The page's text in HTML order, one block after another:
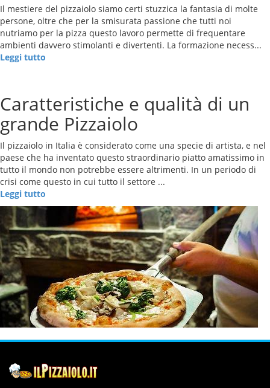
Il mestiere del pizzaiolo siamo certi stuzzica la fantasia di molte
persone, oltre che per la smisurata passione che tutti noi
nutriamo per la pizza questo lavoro permette di frequentare
ambienti davvero stimolanti e divertenti. La formazione necess...
Leggi tutto
Caratteristiche e qualità di un
grande Pizzaiolo
Il pizzaiolo in Italia è considerato come una specie di artista, e nel
paese che ha inventato questo straordinario piatto amatissimo in
tutto il mondo non potrebbe essere altrimenti. In un periodo di
crisi come questo in cui tutto il settore ...
Leggi tutto